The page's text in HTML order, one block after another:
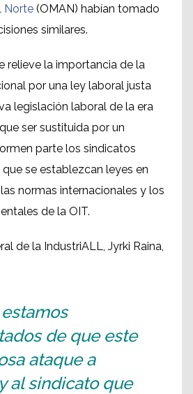
Norte (OMAN) habían tomado
similares.
relieve la importancia de la
por una ley laboral justa
legislación laboral de la era
ser sustituida por un
parte los sindicatos
se establezcan leyes en
normas internacionales y los
de la OIT.
de la IndustriALL, Jyrki Raina,
de que este
ataque a
al sindicato que